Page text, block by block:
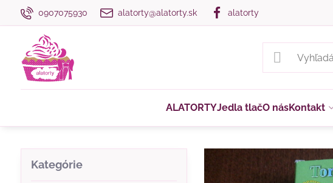
0907075930 alatorty@alatorty.sk alatorty
ALATORTYJedla tlačO násKontakt
Kategórie